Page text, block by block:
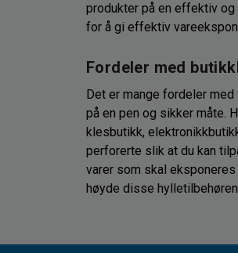
produkter på en effektiv
for å gi effektiv
Fordeler med
Det er mange fordeler
på en pen og sikker måte.
klesbutikk,
perforerte slik at du kan
varer som skal
høyde disse
butikken og lar deg skape